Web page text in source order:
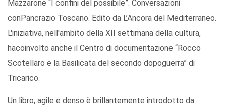
Mazzarone “I confini del possibile”. Conversazioni
conPancrazio Toscano. Edito da L’Ancora del Mediterraneo.
L'iniziativa, nell'ambito della XII settimana della cultura,
hacoinvolto anche il Centro di documentazione “Rocco
Scotellaro e la Basilicata del secondo dopoguerra” di
Tricarico.
Un libro, agile e denso è brillantemente introdotto da